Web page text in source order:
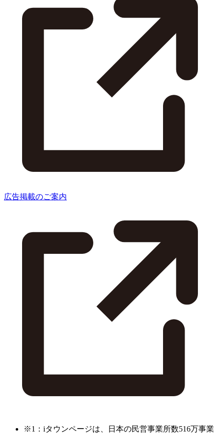
広告掲載のご案内
※1：iタウンページは、日本の民営事業所数516万事業